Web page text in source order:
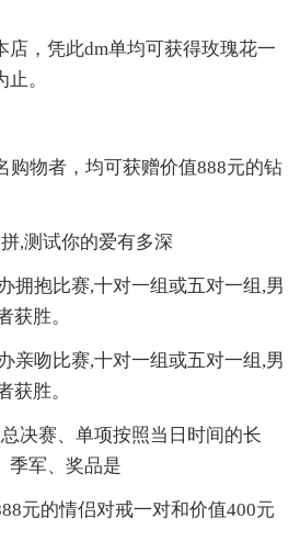
店，凭此dm单均可获得玫瑰花一
。
购物者，均可获赠价值888元的钻
,测试你的爱有多深
拥抱比赛,十对一组或五对一组,男
获胜。
亲吻比赛,十对一组或五对一组,男
获胜。
决赛、单项按照当日时间的长
季军、奖品是
元的情侣对戒一对和价值400元